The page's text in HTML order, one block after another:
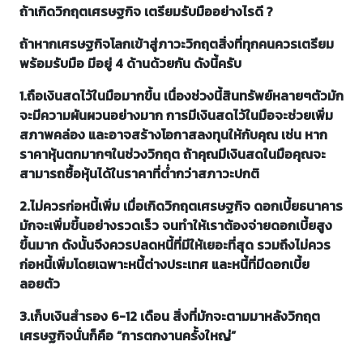
ถ้าเกิดวิกฤตเศรษฐกิจ เตรียมรับมืออย่างไรดี ?
ถ้าหากเศรษฐกิจโลกเข้าสู่ภาวะวิกฤตสิ่งที่ทุกคนควรเตรียม
พร้อมรับมือ มีอยู่ 4 ด้านด้วยกัน ดังนี้ครับ
1.ถือเงินสดไว้ในมือมากขึ้น เนื่องช่วงนี้สินทรัพย์หลายๆตัวมัก
จะมีความผันผวนอย่างมาก การมีเงินสดไว้ในมือจะช่วยเพิ่ม
สภาพคล่อง และอาจสร้างโอกาสลงทุนให้กับคุณ เช่น หาก
ราคาหุ้นตกมากๆในช่วงวิกฤต ถ้าคุณมีเงินสดในมือคุณจะ
สามารถซื้อหุ้นได้ในราคาที่ต่ำกว่าสภาวะปกติ
2.ไม่ควรก่อหนี้เพิ่ม เมื่อเกิดวิกฤตเศรษฐกิจ ดอกเบี้ยธนาคาร
มักจะเพิ่มขึ้นอย่างรวดเร็ว จนทำให้เราต้องจ่ายดอกเบี้ยสูง
ขึ้นมาก ดังนั้นจึงควรปลดหนี้ที่มีให้เยอะที่สุด รวมถึงไม่ควร
ก่อหนี้เพิ่มโดยเฉพาะหนี้ต่างประเทศ และหนี้ที่มีดอกเบี้ย
ลอยตัว
3.เก็บเงินสำรอง 6-12 เดือน สิ่งที่มักจะตามมาหลังวิกฤต
เศรษฐกิจนั่นก็คือ “การตกงานครั้งใหญ่”